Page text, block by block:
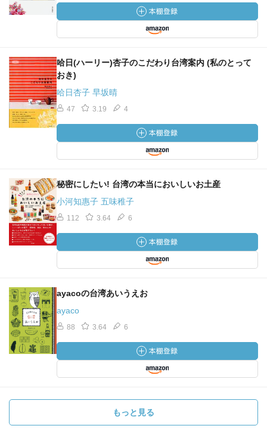
哈日(ハーリー)杏子のこだわり台湾案内 (私のとって
おき)
哈日杏子 早坂晴
47 3.19 4
秘密にしたい! 台湾の本当においしいお土産
小河知惠子 五味稚子
112 3.64 6
ayacoの台湾あいうえお
ayaco
88 3.64 6
もっと見る